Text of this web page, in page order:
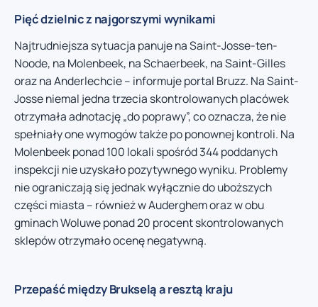
Pięć dzielnic z najgorszymi wynikami
Najtrudniejsza sytuacja panuje na Saint-Josse-ten-
Noode, na Molenbeek, na Schaerbeek, na Saint-Gilles
oraz na Anderlechcie – informuje portal Bruzz. Na Saint-
Josse niemal jedna trzecia skontrolowanych placówek
otrzymała adnotację „do poprawy”, co oznacza, że nie
spełniały one wymogów także po ponownej kontroli. Na
Molenbeek ponad 100 lokali spośród 344 poddanych
inspekcji nie uzyskało pozytywnego wyniku. Problemy
nie ograniczają się jednak wyłącznie do uboższych
części miasta – również w Auderghem oraz w obu
gminach Woluwe ponad 20 procent skontrolowanych
sklepów otrzymało ocenę negatywną.
Przepaść między Brukselą a resztą kraju